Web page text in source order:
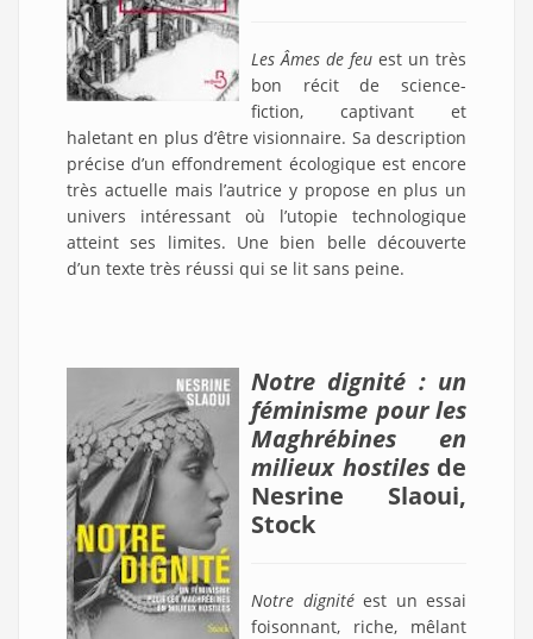
Les Âmes de feu est un très
bon récit de science-
fiction, captivant et
haletant en plus d’être visionnaire. Sa description
précise d’un effondrement écologique est encore
très actuelle mais l’autrice y propose en plus un
univers intéressant où l’utopie technologique
atteint ses limites. Une bien belle découverte
d’un texte très réussi qui se lit sans peine.
Notre dignité : un
féminisme pour les
Maghrébines en
milieux hostilesde
Nesrine Slaoui,
Stock
Notre dignitéest un essai
foisonnant, riche, mêlant